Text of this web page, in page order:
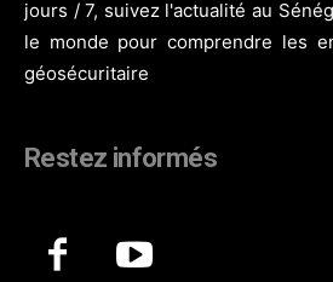
jours / 7, suivez l'actualité au
le monde pour comprendre les
géosécuritaire
Restez informés